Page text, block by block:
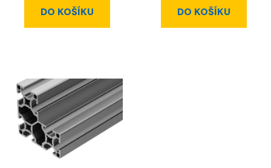
DO KOŠÍKU DO KOŠÍKU